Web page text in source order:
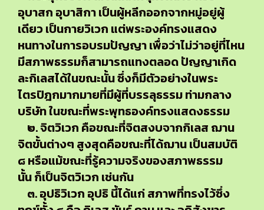
อุบาสก อุบาสิกา เป็นผู้หลีกออกจากหมู่อยู่ผู้
เดียว เป็นกายวิเวก แต่พระองค์ทรงแสดง
หนทางในการอบรมปัญญา เพื่อว่าไม่ว่าอยู่ที่ไหน
มีสภาพธรรมก็สามารถแทงตลอด ปัญญาเกิด
ละกิเลสได้ในขณะนั้น ซึ่งก็มีตัวอย่างในพระ
ไตรปิฎกมากมายที่มีผู้ที่บรรลุธรรม ท่ามกลาง
บริษัท ในขณะที่พระพุทธองค์ทรงแสดงธรรม
๒. จิตวิเวก คือขณะที่จิตสงบจากกิเลส ฌาน
จิตขั้นต่างๆ สูงสุดคือขณะที่ได้ฌาน เป็นสมบัติ
๘ หรือแม้ขณะที่รู้ความจริงของสภาพธรรม
นั้น ก็เป็นจิตวิเวก เช่นกัน
๓. อุปธิวิเวก อุปธิ นี้ได้แก่ สภาพที่ทรงไว้ซึ่ง